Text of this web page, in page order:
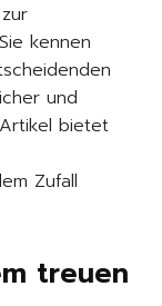
kennen
und
bietet
Zufall
treuen